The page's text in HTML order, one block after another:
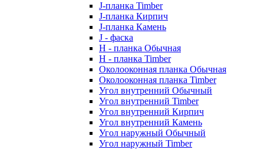
J-планка Timber
J-планка Кирпич
J-планка Камень
J - фаска
Н - планка Обычная
Н - планка Timber
Околооконная планка Обычная
Околооконная планка Timber
Угол внутренний Обычный
Угол внутренний Timber
Угол внутренний Кирпич
Угол внутренний Камень
Угол наружный Обычный
Угол наружный Timber